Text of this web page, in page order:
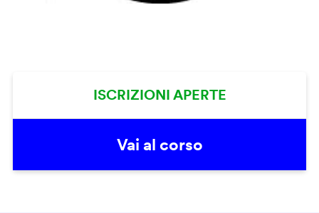
ISCRIZIONI APERTE
Vai al corso